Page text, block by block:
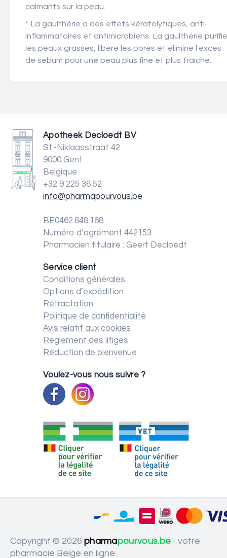
calmants sur la peau.
* La gaulthérie a des effets kératolytiques, anti-
inflammatoires et antimicrobiens. La gaulthérie purifie
les peaux grasses, libère les pores et élimine l'excès
de sébum pour une peau plus fine et plus fraîche.
Apotheek Decloedt BV
St.-Niklaasstraat 42
9000 Gent
Belgique
+32 9 225 36 52
info@pharmapourvous.be
BE0462.848.168
Numéro d’agrément 442153
Pharmacien titulaire : Geert Decloedt
Service client
Conditions générales
Options d’expédition
Rétractation
Politique de confidentialité
Avis relatif aux cookies
Règlement des litiges
Réduction de bienvenue
Voulez-vous nous suivre ?
Copyright © 2026 pharmapourvous.be - votre
pharmacie Belge en ligne